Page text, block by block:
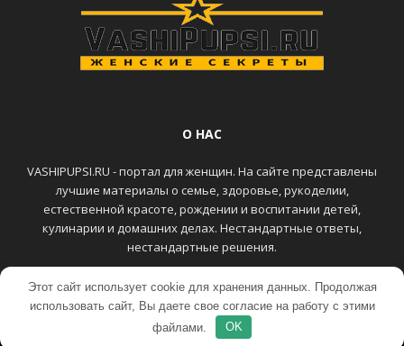
О НАС
VASHIPUPSI.RU - портал для женщин. На сайте представлены
лучшие материалы о семье, здоровье, рукоделии,
естественной красоте, рождении и воспитании детей,
кулинарии и домашних делах. Нестандартные ответы,
нестандартные решения.
ГЛАВНАЯ КОНТАКТЫ
© VASHIPUPSI.RU - Женский портал
Этот сайт использует cookie для хранения данных. Продолжая
использовать сайт, Вы даете свое согласие на работу с этими
файлами.
OK